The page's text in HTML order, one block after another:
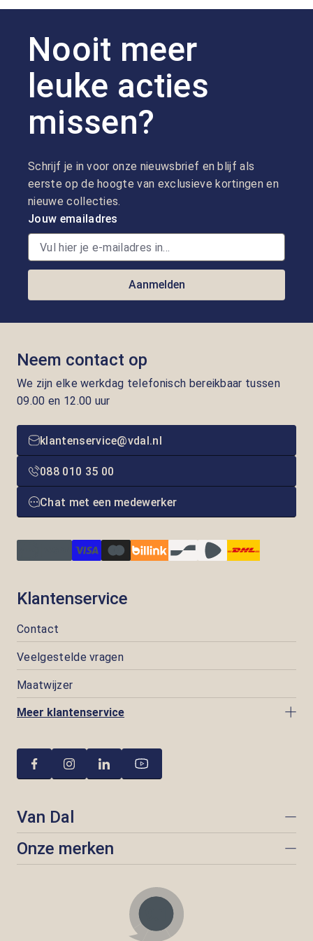
Nooit meer
leuke acties
missen?
Schrijf je in voor onze nieuwsbrief en blijf als
eerste op de hoogte van exclusieve kortingen en
nieuwe collecties.
Jouw emailadres
Aanmelden
Neem contact op
We zijn elke werkdag telefonisch bereikbaar tussen
09.00 en 12.00 uur
klantenservice@vdal.nl
088 010 35 00
Chat met een medewerker
Klantenservice
Contact
Veelgestelde vragen
Maatwijzer
Meer klantenservice
Van Dal
Onze merken